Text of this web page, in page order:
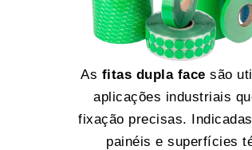
As fitas dupla face são
aplicações industriais
fixação precisas.
painéis e superfícies